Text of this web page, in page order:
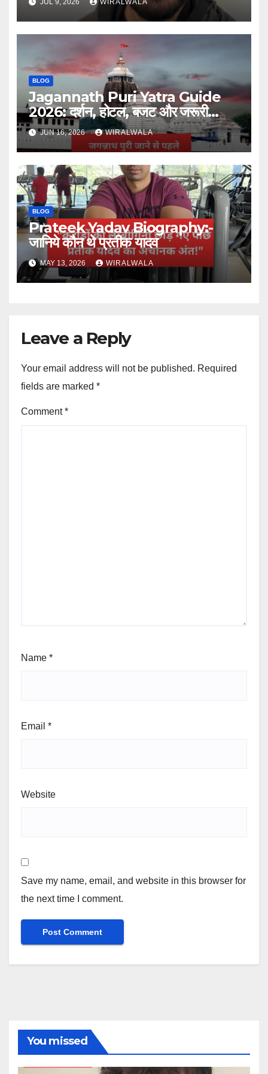
BLOG
Jagannath Puri Yatra Guide
2026: दर्शन, होटल, बजट और जरूरी
जानकारी
JUN 16, 2026 WIRALWALA
BLOG
Prateek Yadav Biography:-
जानिये कौन थे प्रतीक यादव
MAY 13, 2026 WIRALWALA
Leave a Reply
Your email address will not be published. Required
fields are marked *
Comment*
Name *
Email *
Website
Save my name, email, and website in this browser for
the next time I comment.
You missed